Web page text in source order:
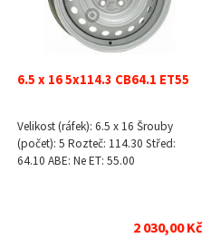
6.5 x 16 5x114.3 CB64.1 ET55
Velikost (ráfek): 6.5 x 16 Šrouby
(počet): 5 Rozteč: 114.30 Střed:
64.10 ABE: Ne ET: 55.00
2 030,00 Kč